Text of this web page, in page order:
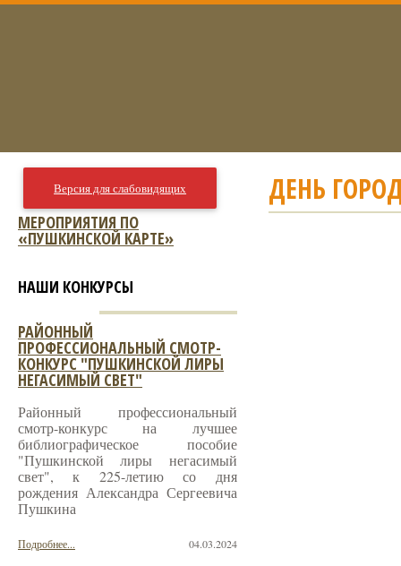
ДЕНЬ
Версия для слабовидящих
МЕРОПРИЯТИЯ ПО
«ПУШКИНСКОЙ КАРТЕ»
НАШИ КОНКУРСЫ
РАЙОННЫЙ
ПРОФЕССИОНАЛЬНЫЙ СМОТР-
КОНКУРС "ПУШКИНСКОЙ ЛИРЫ
НЕГАСИМЫЙ СВЕТ"
Районный профессиональный
смотр-конкурс на лучшее
библиографическое пособие
"Пушкинской лиры негасимый
свет", к 225-летию со дня
рождения Александра Сергеевича
Пушкина
04.03.2024
Подробнее...